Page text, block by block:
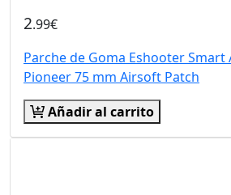
2.99€
Parche de Goma Eshooter Smart
Pioneer 75 mm Airsoft Patch
Añadir al carrito